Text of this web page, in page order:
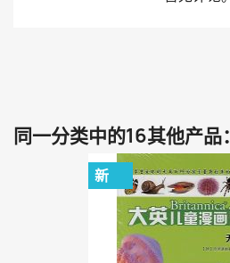
同一分类中的16其他产品：
新